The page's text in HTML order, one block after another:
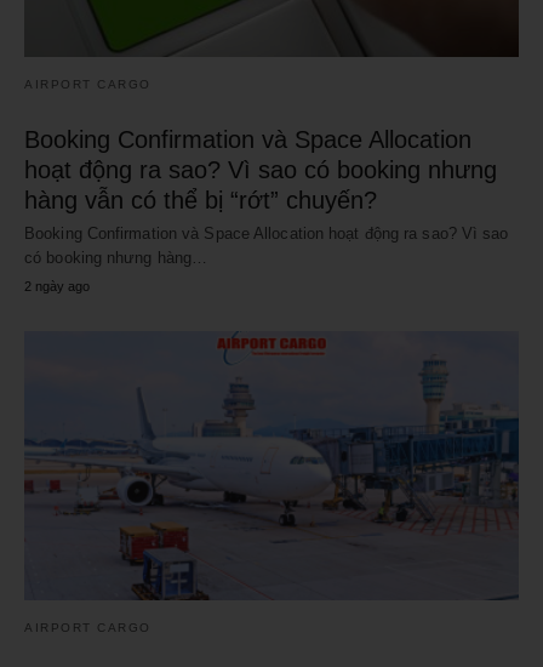
AIRPORT CARGO
Booking Confirmation và Space Allocation
hoạt động ra sao? Vì sao có booking nhưng
hàng vẫn có thể bị “rớt” chuyến?
Booking Confirmation và Space Allocation hoạt động ra sao? Vì sao
có booking nhưng hàng…
2 ngày ago
AIRPORT CARGO